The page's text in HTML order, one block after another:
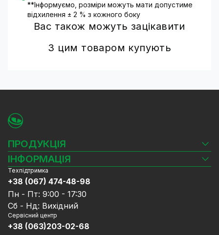
**Інформуємо, розміри можуть мати допустиме
відхилення ± 2 % з кожного боку
Вас також можуть зацікавити
З цим товаром купують
ПРОДУКЦІЯ
Камери відеоспостереження
Відеореєстратори
Комплекти відеоспостереження
СКУД
Джерела живлення
Мережеве обладнання
Ноутбуки та комп'ютери
ІНФОРМАЦІЯ
Блог
Доставка та оплата
Гарантія та Сервісне обслуговування
Політика конфіденційності
Договір публічної оферти
Співпраця
Техпідтримка
+38 (067) 474-48-98
Пн - Пт: 9:00 - 17:30
Сб - Нд: Вихідний
Сервісний центр
+38 (063)203-02-68